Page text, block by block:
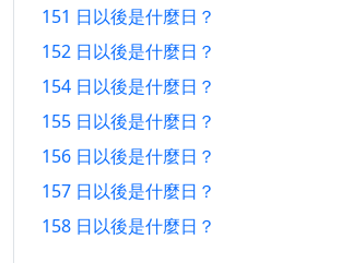
147 日
以前
148 日
以前
12/3/2026
149 日
以前
11/3/2026
151 日以後是什麼日？
152 日以後是什麼日？
154 日以後是什麼日？
155 日以後是什麼日？
156 日以後是什麼日？
157 日以後是什麼日？
158 日以後是什麼日？